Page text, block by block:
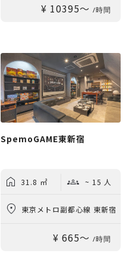
ぽろ駅 徒歩9分
¥ 10395〜 /時間
SpemoGAME東新宿
31.8 ㎡ ~ 15 人
東京メトロ副都心線 東新宿
駅 徒歩2分¥ 665〜 /時間